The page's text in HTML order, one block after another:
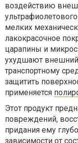
воздействию
мелких
лакокрасочное
царапины и
ухудшают
транспортному
защитить
применяется
Этот продукт
повреждений,
придания ему
зависимости от